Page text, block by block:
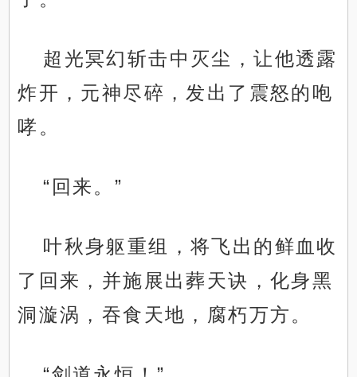
超光冥幻斩击中灭尘，让他透露
炸开，元神尽碎，发出了震怒的咆
哮。
“回来。”
叶秋身躯重组，将飞出的鲜血收
了回来，并施展出葬天诀，化身黑
洞漩涡，吞食天地，腐朽万方。